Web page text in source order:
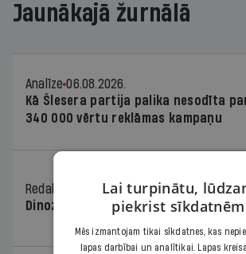
Jaunākajā žurnālā
Analīze 06.08.2026.
Kā Šlesera partija palika nesodīta
340 000 vērtu reklāmas kampaņu
Redaktores sleja 06.08.2026.
Dinozaura triks
Lai turpinātu,
piekrist sīkdatnēm
Mēs izmantojam tikai sīkdatnes, kas
lapas darbībai un analītikai. Lapas